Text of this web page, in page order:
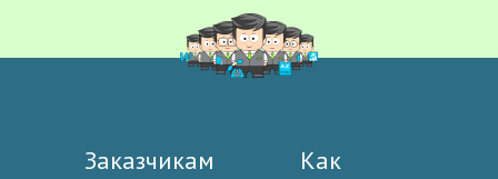
Заказчикам
Как